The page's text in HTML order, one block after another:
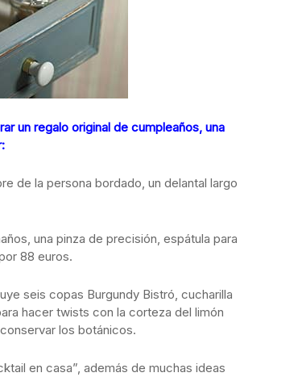
un regalo original de cumpleaños, una
de la persona bordado, un delantal largo
una pinza de precisión, espátula para
88 euros.
seis copas Burgundy Bistró, cucharilla
hacer twists con la corteza del limón
los botánicos.
en casa”, además de muchas ideas